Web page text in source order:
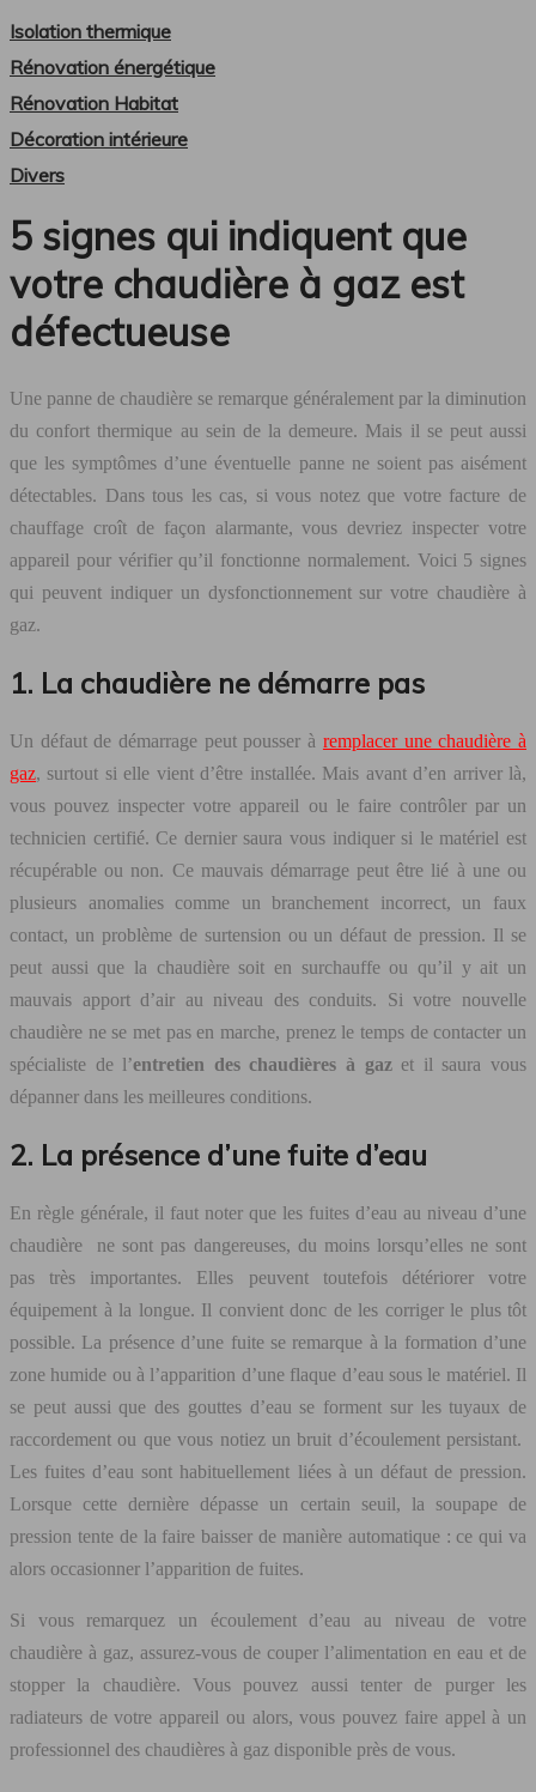
Isolation thermique
Rénovation énergétique
Rénovation Habitat
Décoration intérieure
Divers
5 signes qui indiquent que
votre chaudière à gaz est
défectueuse
Une panne de chaudière se remarque généralement par la diminution
du confort thermique au sein de la demeure. Mais il se peut aussi
que les symptômes d’une éventuelle panne ne soient pas aisément
détectables. Dans tous les cas, si vous notez que votre facture de
chauffage croît de façon alarmante, vous devriez inspecter votre
appareil pour vérifier qu’il fonctionne normalement. Voici 5 signes
qui peuvent indiquer un dysfonctionnement sur votre chaudière à
gaz.
1. La chaudière ne démarre pas
Un défaut de démarrage peut pousser à remplacer une chaudière à
gaz, surtout si elle vient d’être installée. Mais avant d’en arriver là,
vous pouvez inspecter votre appareil ou le faire contrôler par un
technicien certifié. Ce dernier saura vous indiquer si le matériel est
récupérable ou non. Ce mauvais démarrage peut être lié à une ou
plusieurs anomalies comme un branchement incorrect, un faux
contact, un problème de surtension ou un défaut de pression. Il se
peut aussi que la chaudière soit en surchauffe ou qu’il y ait un
mauvais apport d’air au niveau des conduits. Si votre nouvelle
chaudière ne se met pas en marche, prenez le temps de contacter un
spécialiste de l’entretien des chaudières à gazet il saura vous
dépanner dans les meilleures conditions.
2. La présence d’une fuite d’eau
En règle générale, il faut noter que les fuites d’eau au niveau d’une
chaudière ne sont pas dangereuses, du moins lorsqu’elles ne sont
pas très importantes. Elles peuvent toutefois détériorer votre
équipement à la longue. Il convient donc de les corriger le plus tôt
possible. La présence d’une fuite se remarque à la formation d’une
zone humide ou à l’apparition d’une flaque d’eau sous le matériel. Il
se peut aussi que des gouttes d’eau se forment sur les tuyaux de
raccordement ou que vous notiez un bruit d’écoulement persistant.
Les fuites d’eau sont habituellement liées à un défaut de pression.
Lorsque cette dernière dépasse un certain seuil, la soupape de
pression tente de la faire baisser de manière automatique : ce qui va
alors occasionner l’apparition de fuites.
Si vous remarquez un écoulement d’eau au niveau de votre
chaudière à gaz, assurez-vous de couper l’alimentation en eau et de
stopper la chaudière. Vous pouvez aussi tenter de purger les
radiateurs de votre appareil ou alors, vous pouvez faire appel à un
professionnel des chaudières à gaz disponible près de vous.